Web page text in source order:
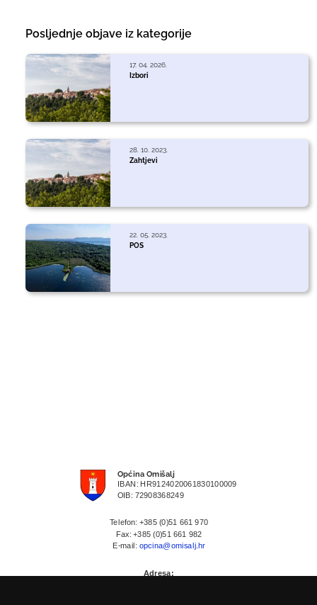
Posljednje objave iz kategorije
17. 04. 2026.
Izbori
28. 10. 2023.
Zahtjevi
22. 05. 2023.
POS
Općina Omišalj
IBAN: HR9124020061830100009
OIB: 72908368249
Telefon: +385 (0)51 661 970
Fax: +385 (0)51 661 982
E-mail: opcina@omisalj.hr
Adresa: